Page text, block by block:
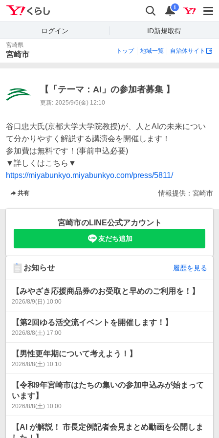
検索 通知
i
ログイン ID新規取得
宮崎県
宮崎市 トップ 地域一覧 自治体サイト
【「テーマ：AI」の参加者募集 】
更新: 2025/9/5(金) 12:10
谷口忠大氏(京都大学大学院教授)が、人とAIの未来につい
て分かりやすく解説する講演会を開催します！
参加費は無料です！(事前申込必要)
https://miyabunkyo.miyabunkyo.com/press/5811/
共有 情報提供： 宮崎市
宮崎市のLINE公式アカウント
友だち追加
お知らせ 履歴を見る
【みやざき応援商品券のお受取と早めのご利用を！】
2026/8/9(日) 10:00
【第2回ゆる活交流イベントを開催します！】
2026/8/8(土) 17:00
【男性更年期について考えよう！】
2026/8/8(土) 10:10
【令和9年宮崎市はたちの集いの参加申込みが始まって
います】
2026/8/8(土) 10:00
【AI が解説！ 市長定例記者会見まとめ動画を公開しま